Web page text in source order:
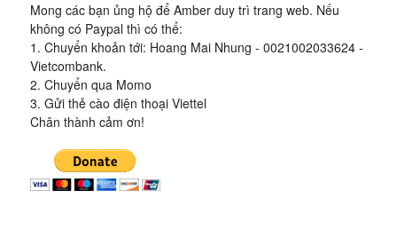
Mong các bạn ủng hộ để Amber duy trì trang web. Nếu
không có Paypal thì có thể:
1. Chuyển khoản tới: Hoang Mai Nhung - 0021002033624 -
Vietcombank.
2. Chuyển qua Momo
3. Gửi thẻ cào điện thoại Viettel
Chân thành cảm ơn!